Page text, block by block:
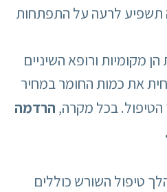
תשפיע לרעה על התפתחות
מקומיות ורופא השיניים
את כמות החומר במחיר
בכל מקרה, הרדמה
טיפול השורש כוללים